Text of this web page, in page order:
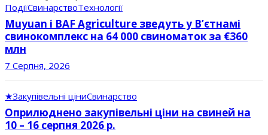
ПодіїСвинарствоТехнології
Muyuan і BAF Agriculture зведуть у В’єтнамі
свинокомплекс на 64 000 свиноматок за €360
млн
7 Серпня, 2026
★Закупівельні ціниСвинарство
Оприлюднено закупівельні ціни на свиней на
10 – 16 серпня 2026 р.